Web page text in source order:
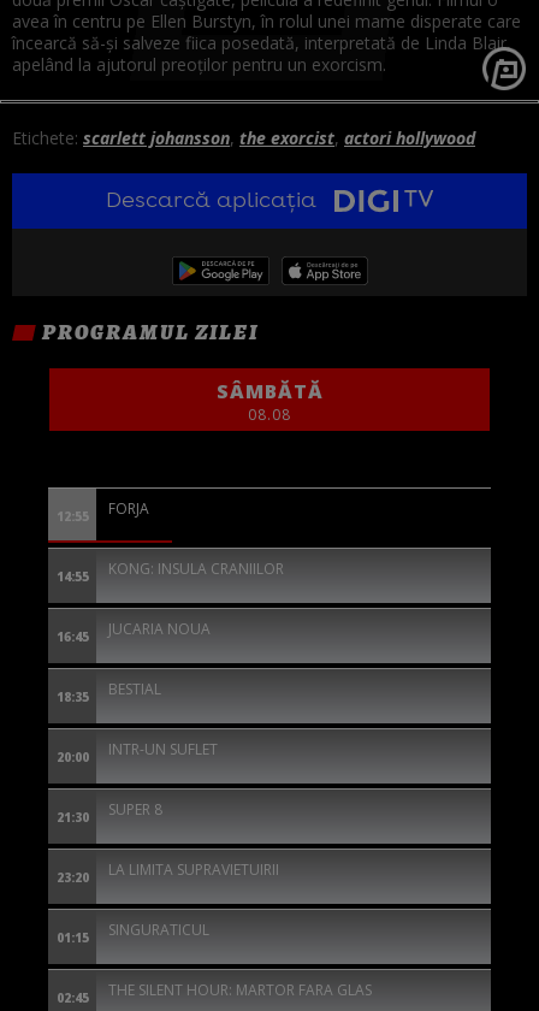
avea în centru pe Ellen Burstyn, în rolul unei mame disperate care
încearcă să-și salveze fiica posedată, interpretată de Linda Blair,
apelând la ajutorul preoților pentru un exorcism.
Etichete: scarlett johansson, the exorcist, actori hollywood
Descarcă aplicația
PROGRAMUL ZILEI
SÂMBĂTĂ
08.08
12:55 FORJA
14:55 KONG: INSULA CRANIILOR
16:45 JUCARIA NOUA
18:35 BESTIAL
20:00 INTR-UN SUFLET
21:30 SUPER 8
23:20 LA LIMITA SUPRAVIETUIRII
01:15 SINGURATICUL
02:45 THE SILENT HOUR: MARTOR FARA GLAS